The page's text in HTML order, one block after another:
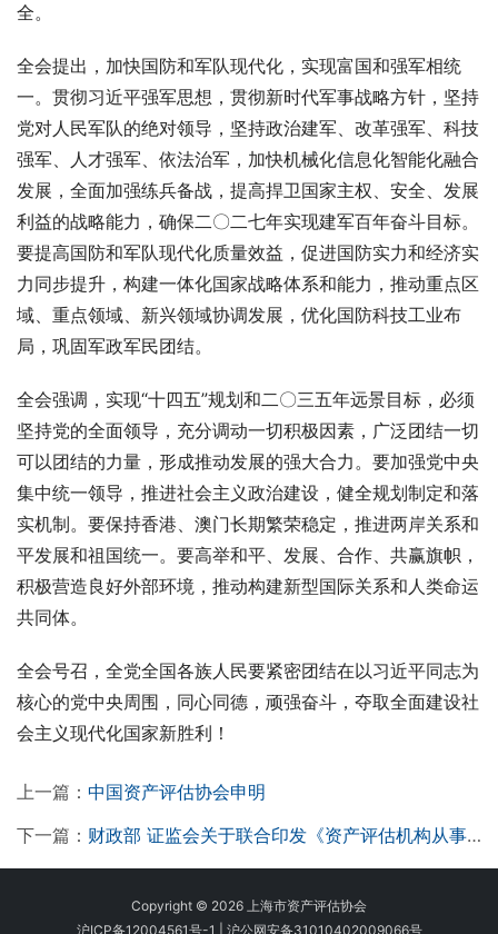
全。
全会提出，加快国防和军队现代化，实现富国和强军相统
一。贯彻习近平强军思想，贯彻新时代军事战略方针，坚持
党对人民军队的绝对领导，坚持政治建军、改革强军、科技
强军、人才强军、依法治军，加快机械化信息化智能化融合
发展，全面加强练兵备战，提高捍卫国家主权、安全、发展
利益的战略能力，确保二〇二七年实现建军百年奋斗目标。
要提高国防和军队现代化质量效益，促进国防实力和经济实
力同步提升，构建一体化国家战略体系和能力，推动重点区
域、重点领域、新兴领域协调发展，优化国防科技工业布
局，巩固军政军民团结。
全会强调，实现“十四五”规划和二〇三五年远景目标，必须
坚持党的全面领导，充分调动一切积极因素，广泛团结一切
可以团结的力量，形成推动发展的强大合力。要加强党中央
集中统一领导，推进社会主义政治建设，健全规划制定和落
实机制。要保持香港、澳门长期繁荣稳定，推进两岸关系和
平发展和祖国统一。要高举和平、发展、合作、共赢旗帜，
积极营造良好外部环境，推动构建新型国际关系和人类命运
共同体。
全会号召，全党全国各族人民要紧密团结在以习近平同志为
核心的党中央周围，同心同德，顽强奋斗，夺取全面建设社
会主义现代化国家新胜利！
上一篇： 中国资产评估协会申明
下一篇： 财政部 证监会关于联合印发《资产评估机构从事证券服务业务备案办法》的通知
Copyright © 2026 上海市资产评估协会
沪ICP备12004561号-1
沪公网安备31010402009066号